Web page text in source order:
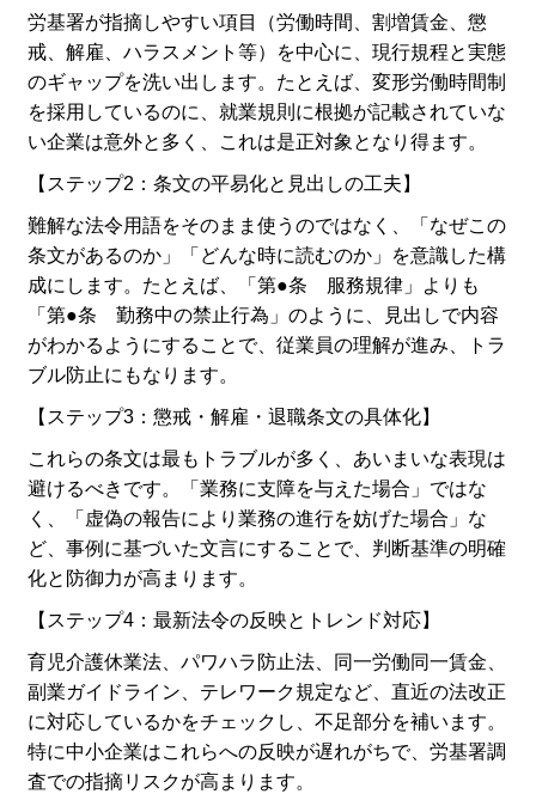
労基署が指摘しやすい項目（労働時間、割増賃金、懲
戒、解雇、ハラスメント等）を中心に、現行規程と実態
のギャップを洗い出します。たとえば、変形労働時間制
を採用しているのに、就業規則に根拠が記載されていな
い企業は意外と多く、これは是正対象となり得ます。
【ステップ2：条文の平易化と見出しの工夫】
難解な法令用語をそのまま使うのではなく、「なぜこの
条文があるのか」「どんな時に読むのか」を意識した構
成にします。たとえば、「第●条 服務規律」よりも
「第●条 勤務中の禁止行為」のように、見出しで内容
がわかるようにすることで、従業員の理解が進み、トラ
ブル防止にもなります。
【ステップ3：懲戒・解雇・退職条文の具体化】
これらの条文は最もトラブルが多く、あいまいな表現は
避けるべきです。「業務に支障を与えた場合」ではな
く、「虚偽の報告により業務の進行を妨げた場合」な
ど、事例に基づいた文言にすることで、判断基準の明確
化と防御力が高まります。
【ステップ4：最新法令の反映とトレンド対応】
育児介護休業法、パワハラ防止法、同一労働同一賃金、
副業ガイドライン、テレワーク規定など、直近の法改正
に対応しているかをチェックし、不足部分を補います。
特に中小企業はこれらへの反映が遅れがちで、労基署調
査での指摘リスクが高まります。